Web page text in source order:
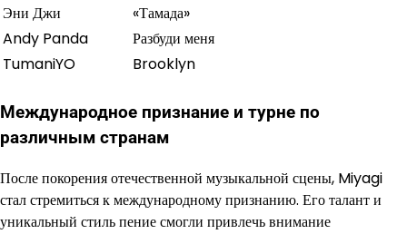
Эни Джи
«Тамада»
Andy Panda
Разбуди меня
TumaniYO
Brooklyn
Международное признание и турне по
различным странам
После покорения отечественной музыкальной сцены, Miyagi
стал стремиться к международному признанию. Его талант и
уникальный стиль пение смогли привлечь внимание